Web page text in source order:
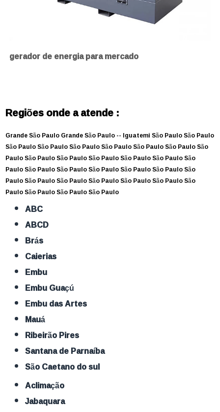
gerador de energia para mercado
Regiões onde a atende :
Grande São PauloGrande São Paulo -- IguatemiSão PauloSão Paulo
São PauloSão PauloSão PauloSão PauloSão PauloSão PauloSão
PauloSão PauloSão PauloSão PauloSão PauloSão PauloSão
PauloSão PauloSão PauloSão PauloSão PauloSão PauloSão
PauloSão PauloSão PauloSão PauloSão PauloSão PauloSão
PauloSão PauloSão PauloSão Paulo
ABC
ABCD
Brás
Caierias
Embu
Embu Guaçú
Embu das Artes
Mauá
Ribeirão Pires
Santana de Parnaíba
São Caetano do sul
Aclimação
Jabaquara